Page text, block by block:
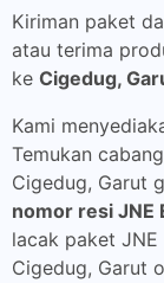
Kiriman paket
atau terima
ke Cigedug,
Kami
Temukan
Cigedug, Garut
nomor resi JNE
lacak paket
Cigedug, Garut